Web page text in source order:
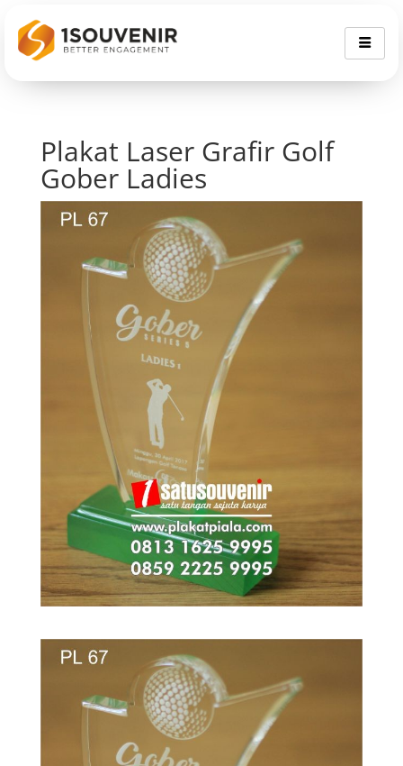
Plakat Laser Grafir Golf
Gober Ladies